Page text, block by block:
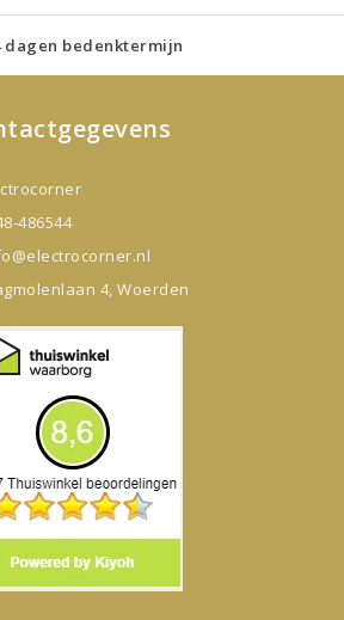
dagen bedenktermijn
486544
4, Woerden